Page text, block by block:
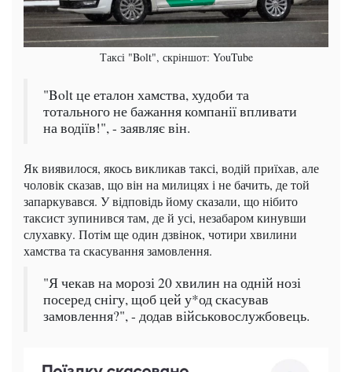
Таксі "Bolt", скріншот: YouTube
"Bolt це еталон хамства, худоби та
тотального не бажання компанії впливати
на водіїв!", - заявляє він.
Як виявилося, якось викликав таксі, водій приїхав, але
чоловік сказав, що він на милицях і не бачить, де той
запаркувався. У відповідь йому сказали, що нібито
таксист зупинився там, де й усі, незабаром кинувши
слухавку. Потім ще один дзвінок, чотири хвилини
хамства та скасування замовлення.
"Я чекав на морозі 20 хвилин на одній нозі
посеред снігу, щоб цей у*од скасував
замовлення?", - додав військовослужбовець.